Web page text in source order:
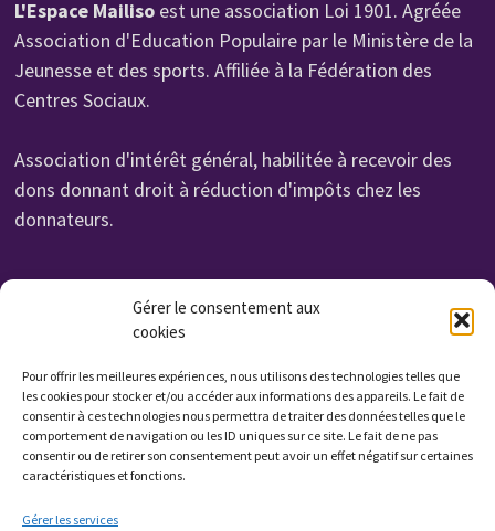
Gérer le consentement aux
cookies
Pour offrir les meilleures expériences, nous utilisons des technologies telles que
les cookies pour stocker et/ou accéder aux informations des appareils. Le fait de
consentir à ces technologies nous permettra de traiter des données telles que le
comportement de navigation ou les ID uniques sur ce site. Le fait de ne pas
consentir ou de retirer son consentement peut avoir un effet négatif sur certaines
caractéristiques et fonctions.
Gérer les services
L'Espace Mailiso est une association Loi 1901. Agréée
Association d'Education Populaire par le Ministère de la
Jeunesse et des sports. Affiliée à la Fédération des
Centres Sociaux.
Association d'intérêt général, habilitée à recevoir des
dons donnant droit à réduction d'impôts chez les
donnateurs.
Organisme de Formation N° 232 700 114 27
Cet enregistrement ne vaut pas agrément de l'état.
Non assujettie à la TVA. Affilié UROF
N° SIRET: 323 222 034 000 15
Code APE: 9799Z
Qui sommes nous ?